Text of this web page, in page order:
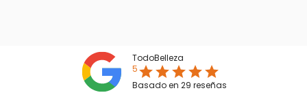
TodoBelleza
5starstarstarstarstar
Basado en 29 reseñas